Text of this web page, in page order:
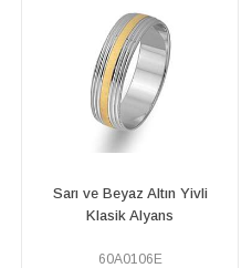
Sarı ve Beyaz Altın Picabia
Alyans
60A0085E